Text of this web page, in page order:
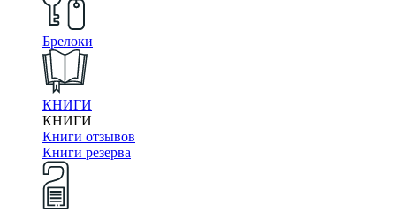
Брелоки
КНИГИ
КНИГИ
Книги отзывов
Книги резерва